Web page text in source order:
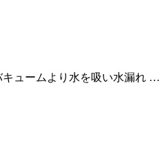
キュームより水を吸い水漏れ …